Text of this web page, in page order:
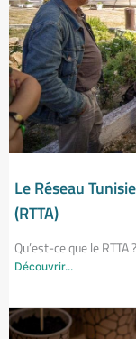
Le Réseau
(RTTA)
Qu’est-ce que le RTTA
Découvrir...